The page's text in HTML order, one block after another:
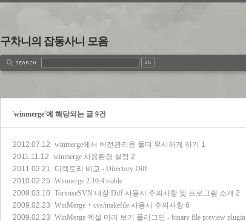
구차니의 잡동사니 모음
'winmerge'에 해당되는 글 9건
2012.07.12 winmerge에서 버전관리용 폴더 무시하게 하기
1
2011.11.12 winmerge 사용환경 설정 2
2011.02.21
디렉토리 비교 - Directory Diff
2010.02.25 Winmerge 2.10.4 stable
2009.03.10 TortoiseSVN 내장 Diff 사용시 주의사항 및 프로그램 소개 2
2009.02.23 WinMerge + cvs/makefile 사용시 주의사항 6
2009.02.23 WinMerge 엑셀 미리 보기 플러그인 - binary file preview plugin